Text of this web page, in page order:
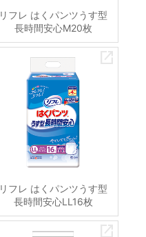
リフレ はくパンツうす型
長時間安心M20枚
リフレ はくパンツうす型
長時間安心LL16枚